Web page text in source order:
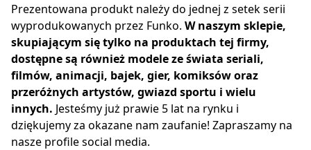
Prezentowana produkt należy do jednej z setek serii
wyprodukowanych przez Funko. W naszym sklepie,
skupiającym się tylko na produktach tej firmy,
dostępne są również modele ze świata seriali,
filmów, animacji, bajek, gier, komiksów oraz
przeróżnych artystów, gwiazd sportu i wielu
innych. Jesteśmy już prawie 5 lat na rynku i
dziękujemy za okazane nam zaufanie! Zapraszamy na
nasze profile social media.